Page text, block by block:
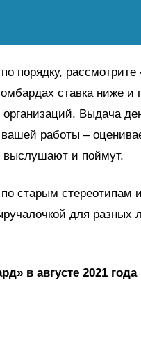
порядку,
ставка ниже и
Выдача
работы –
выслушают и поймут.
старым стереотипам
для разных
в августе 2021 года